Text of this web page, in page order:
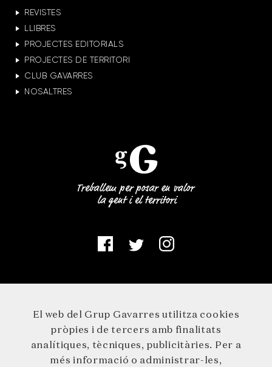
REVISTES
LLIBRES
PROJECTES EDITORIALS
PROJECTES DE TERRITORI
CLUB GAVARRES
NOSALTRES
El web del Grup Gavarres utilitza cookies
pròpies i de tercers amb finalitats
analítiques, tècniques, publicitàries. Per a
més informació o administrar-les,